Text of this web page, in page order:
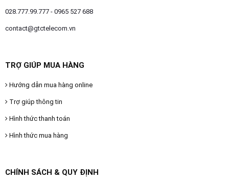
028.777.99.777 - 0965 527 688
contact@gtctelecom.vn
TRỢ GIÚP MUA HÀNG
Hướng dẫn mua hàng online
Trợ giúp thông tin
Hình thức thanh toán
Hình thức mua hàng
CHÍNH SÁCH & QUY ĐỊNH